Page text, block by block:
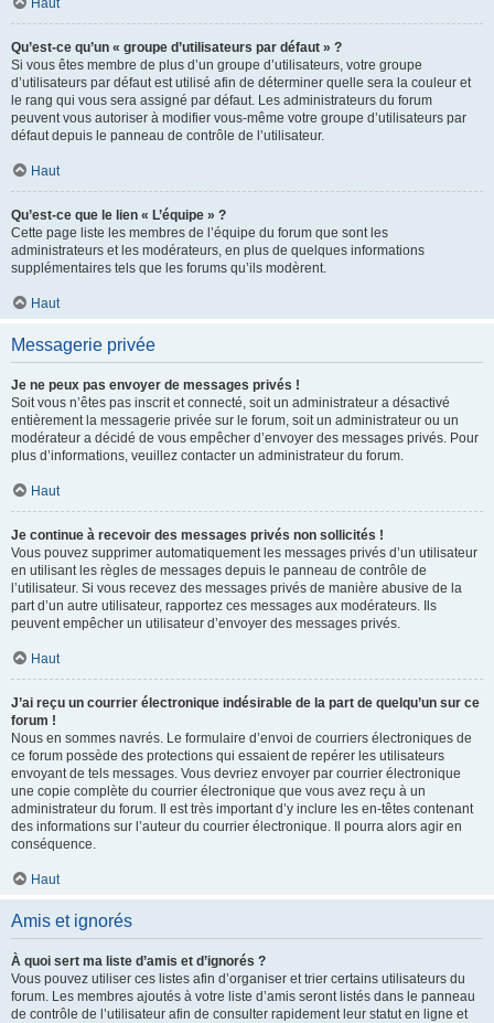
Haut
Qu’est-ce qu’un « groupe d’utilisateurs par défaut » ?
Si vous êtes membre de plus d’un groupe d’utilisateurs, votre groupe
d’utilisateurs par défaut est utilisé afin de déterminer quelle sera la couleur et
le rang qui vous sera assigné par défaut. Les administrateurs du forum
peuvent vous autoriser à modifier vous-même votre groupe d’utilisateurs par
défaut depuis le panneau de contrôle de l’utilisateur.
Haut
Qu’est-ce que le lien « L’équipe » ?
Cette page liste les membres de l’équipe du forum que sont les
administrateurs et les modérateurs, en plus de quelques informations
supplémentaires tels que les forums qu’ils modèrent.
Haut
Messagerie privée
Je ne peux pas envoyer de messages privés !
Soit vous n’êtes pas inscrit et connecté, soit un administrateur a désactivé
entièrement la messagerie privée sur le forum, soit un administrateur ou un
modérateur a décidé de vous empêcher d’envoyer des messages privés. Pour
plus d’informations, veuillez contacter un administrateur du forum.
Haut
Je continue à recevoir des messages privés non sollicités !
Vous pouvez supprimer automatiquement les messages privés d’un utilisateur
en utilisant les règles de messages depuis le panneau de contrôle de
l’utilisateur. Si vous recevez des messages privés de manière abusive de la
part d’un autre utilisateur, rapportez ces messages aux modérateurs. Ils
peuvent empêcher un utilisateur d’envoyer des messages privés.
Haut
J’ai reçu un courrier électronique indésirable de la part de quelqu’un sur ce
forum !
Nous en sommes navrés. Le formulaire d’envoi de courriers électroniques de
ce forum possède des protections qui essaient de repérer les utilisateurs
envoyant de tels messages. Vous devriez envoyer par courrier électronique
une copie complète du courrier électronique que vous avez reçu à un
administrateur du forum. Il est très important d’y inclure les en-têtes contenant
des informations sur l’auteur du courrier électronique. Il pourra alors agir en
conséquence.
Haut
Amis et ignorés
À quoi sert ma liste d’amis et d’ignorés ?
Vous pouvez utiliser ces listes afin d’organiser et trier certains utilisateurs du
forum. Les membres ajoutés à votre liste d’amis seront listés dans le panneau
de contrôle de l’utilisateur afin de consulter rapidement leur statut en ligne et